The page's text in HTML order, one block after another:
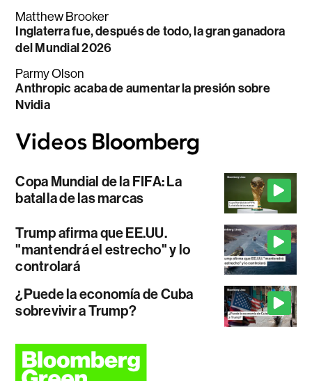
Matthew Brooker
Inglaterra fue, después de todo, la gran ganadora
del Mundial 2026
Parmy Olson
Anthropic acaba de aumentar la presión sobre
Nvidia
Copa Mundial de la FIFA: La
batalla de las marcas
Trump afirma que EE.UU.
"mantendrá el estrecho" y lo
controlará
¿Puede la economía de Cuba
sobrevivir a Trump?